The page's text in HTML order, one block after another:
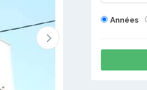
Années